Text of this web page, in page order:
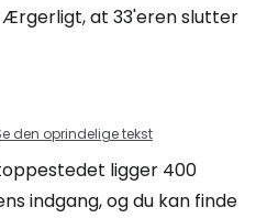
Ærgerligt, at 33'eren slutter
den oprindelige tekst
ligger 400
indgang, og du kan finde